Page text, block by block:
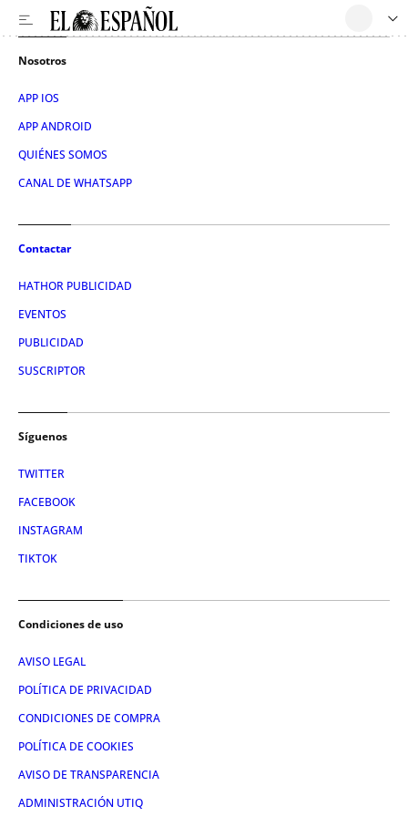
Nosotros
APP IOS
APP ANDROID
QUIÉNES SOMOS
CANAL DE WHATSAPP
Contactar
HATHOR PUBLICIDAD
EVENTOS
PUBLICIDAD
SUSCRIPTOR
Síguenos
TWITTER
FACEBOOK
INSTAGRAM
TIKTOK
Condiciones de uso
AVISO LEGAL
POLÍTICA DE PRIVACIDAD
CONDICIONES DE COMPRA
POLÍTICA DE COOKIES
AVISO DE TRANSPARENCIA
ADMINISTRACIÓN UTIQ